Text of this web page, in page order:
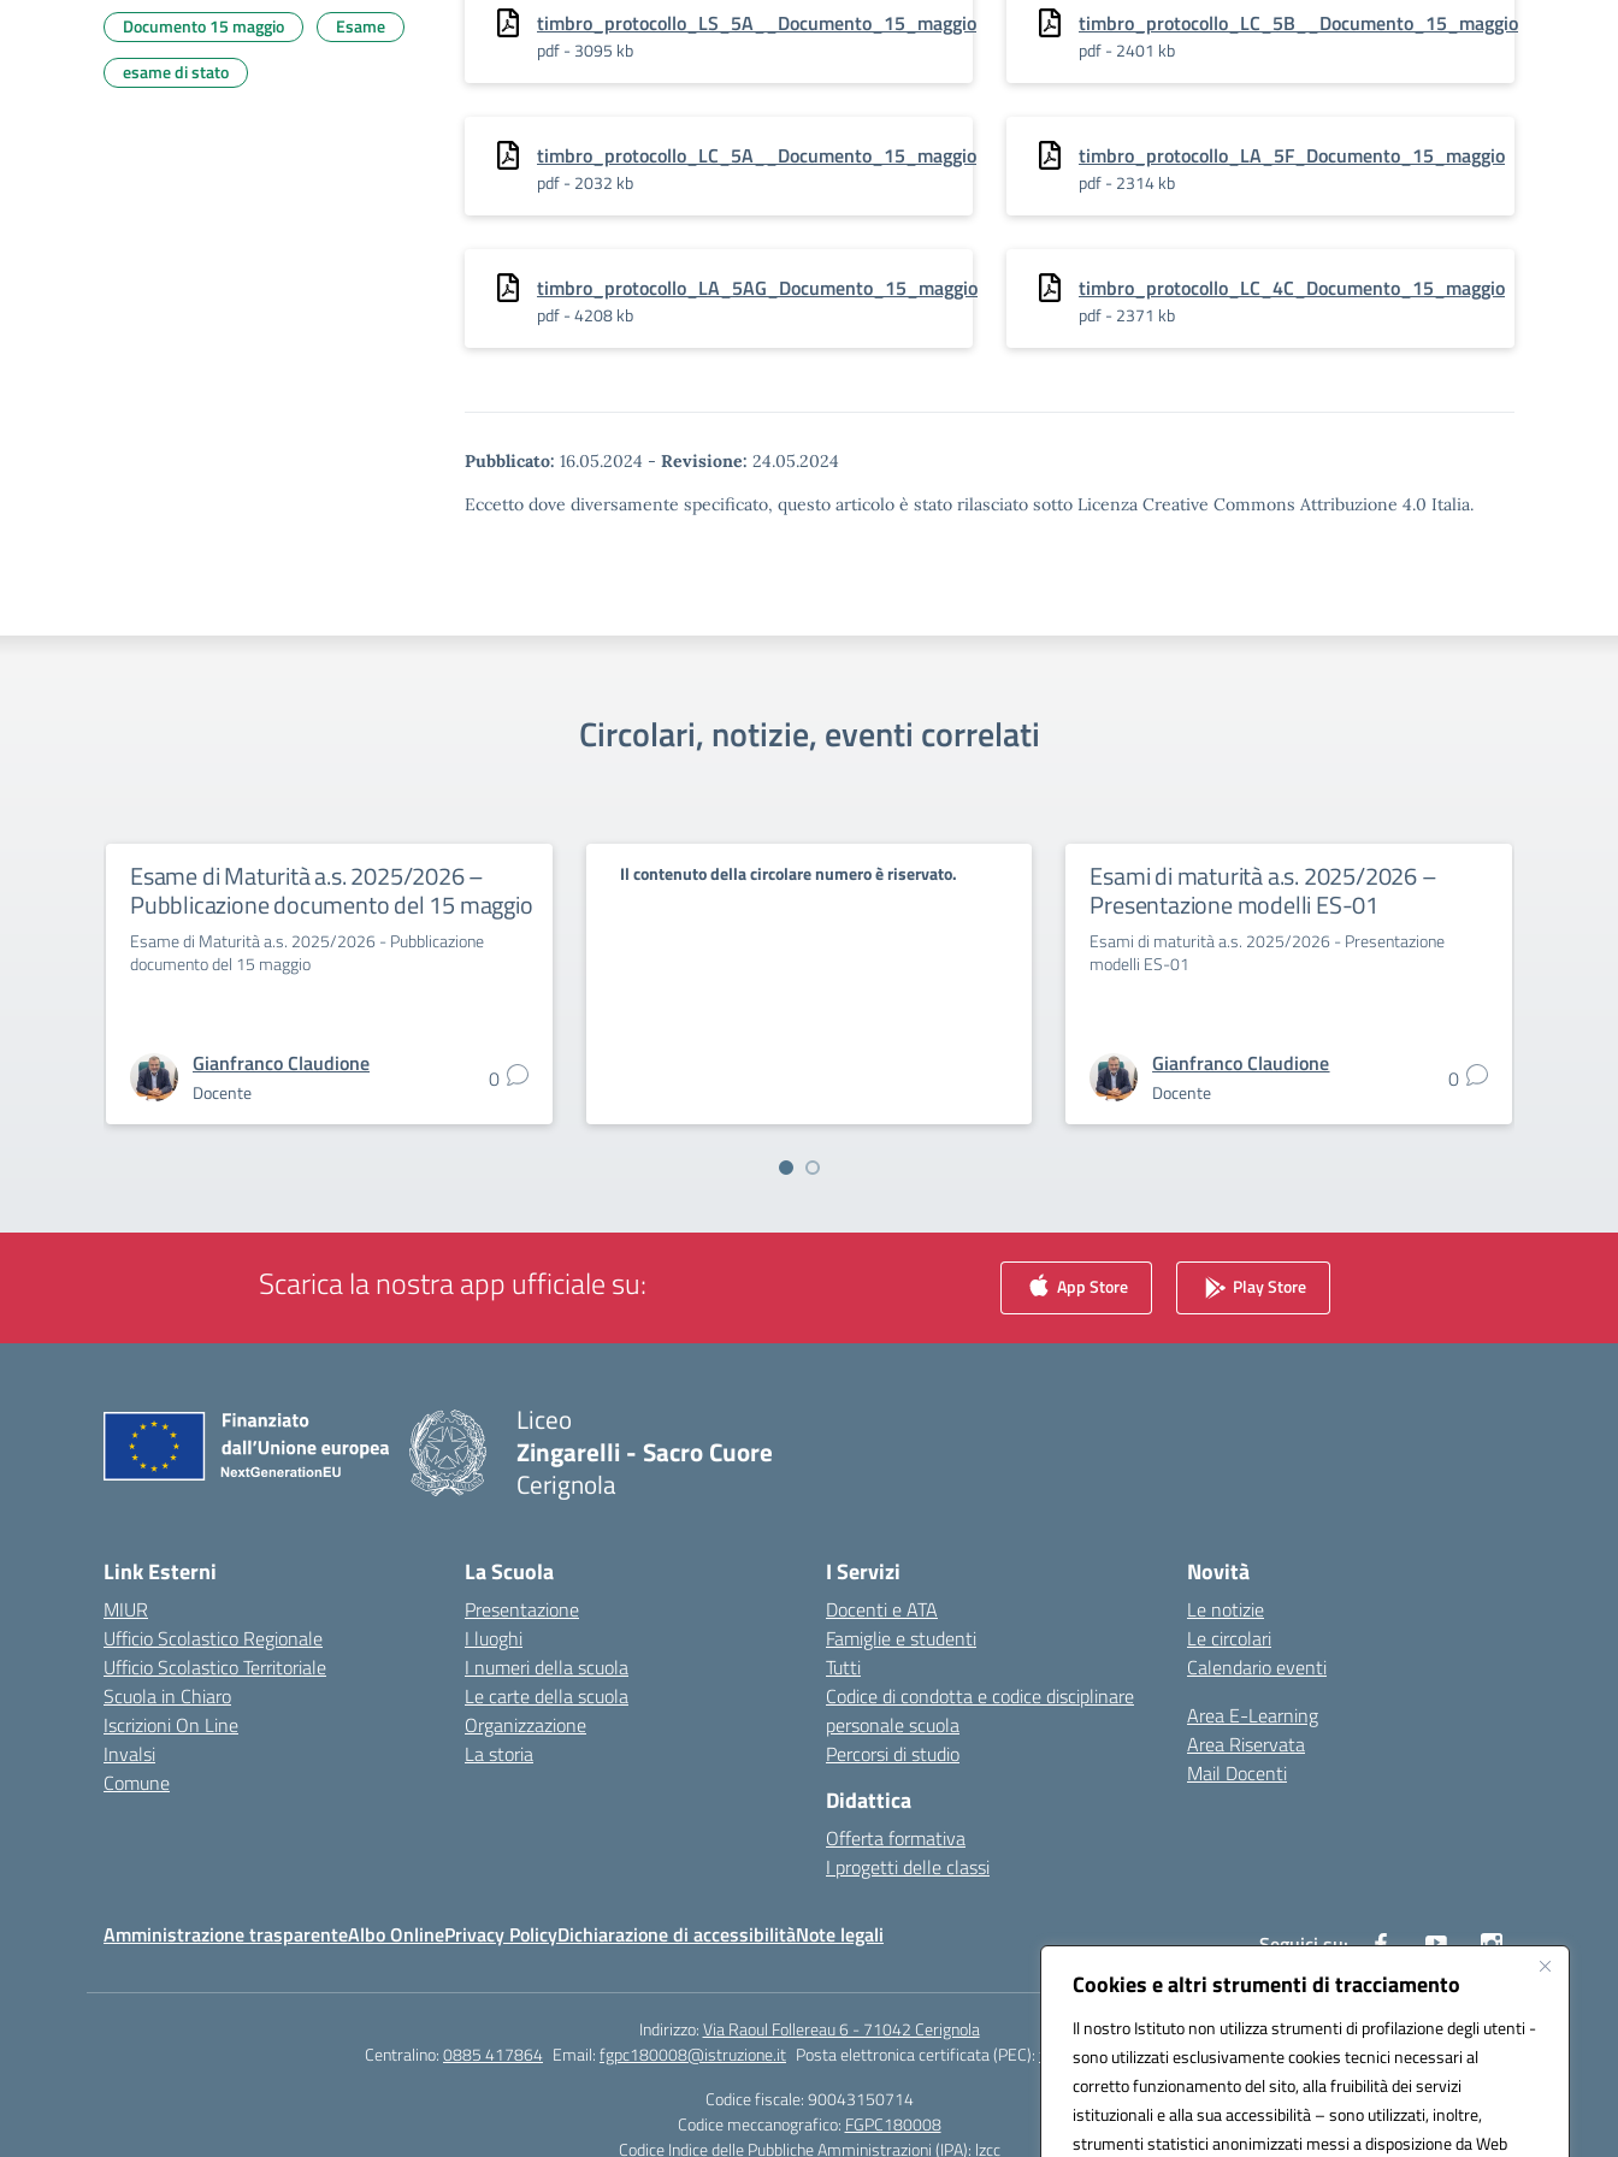
Cookies e altri strumenti di tracciamento
Il nostro Istituto non utilizza strumenti di profilazione degli utenti -
sono utilizzati esclusivamente cookies tecnici necessari al
corretto funzionamento del sito, alla fruibilità dei servizi
istituzionali e alla sua accessibilità – sono utilizzati, inoltre,
strumenti statistici anonimizzati messi a disposizione da Web
timbro_protocollo_LS_5A__Documento_15_maggio
pdf - 3095 kb
timbro_protocollo_LC_5B__Documento_15_maggio
pdf - 2401 kb
timbro_protocollo_LC_5A__Documento_15_maggio
pdf - 2032 kb
timbro_protocollo_LA_5F_Documento_15_maggio
pdf - 2314 kb
timbro_protocollo_LA_5AG_Documento_15_maggio
pdf - 4208 kb
timbro_protocollo_LC_4C_Documento_15_maggio
pdf - 2371 kb
Pubblicato: 16.05.2024 - Revisione: 24.05.2024
Eccetto dove diversamente specificato, questo articolo è stato rilasciato sotto Licenza Creative Commons Attribuzione 4.0 Italia.
Documento 15 maggio
Esame
esame di stato
Circolari, notizie, eventi correlati
Esame di Maturità a.s. 2025/2026 –
Pubblicazione documento del 15 maggio
Esame di Maturità a.s. 2025/2026 - Pubblicazione
documento del 15 maggio
Gianfranco Claudione
Docente 0
Il contenuto della circolare numero è riservato. Esami di maturità a.s. 2025/2026 –
Presentazione modelli ES-01
Esami di maturità a.s. 2025/2026 - Presentazione
modelli ES-01
Gianfranco Claudione
Docente 0
Scarica la nostra app ufficiale su: App Store Play Store
Liceo
Zingarelli - Sacro Cuore
Cerignola
Link Esterni
MIUR
Ufficio Scolastico Regionale
Ufficio Scolastico Territoriale
Scuola in Chiaro
Iscrizioni On Line
Invalsi
Comune
La Scuola
Presentazione
I luoghi
I numeri della scuola
Le carte della scuola
Organizzazione
La storia
I Servizi
Docenti e ATA
Famiglie e studenti
Tutti
Codice di condotta e codice disciplinare
personale scuola
Percorsi di studio
Didattica
Offerta formativa
I progetti delle classi
Novità
Le notizie
Le circolari
Calendario eventi
Area E-Learning
Area Riservata
Mail Docenti
Amministrazione trasparenteAlbo OnlinePrivacy PolicyDichiarazione di accessibilitàNote legali Seguici su:
Indirizzo:Via Raoul Follereau 6 - 71042 Cerignola
Centralino:0885 417864 Email:fgpc180008@istruzione.it Posta elettronica certificata (PEC):fgpc180008@pec.istruzione.it
Codice fiscale: 90043150714
Codice meccanografico: FGPC180008
Codice Indice delle Pubbliche Amministrazioni (IPA): lzcc